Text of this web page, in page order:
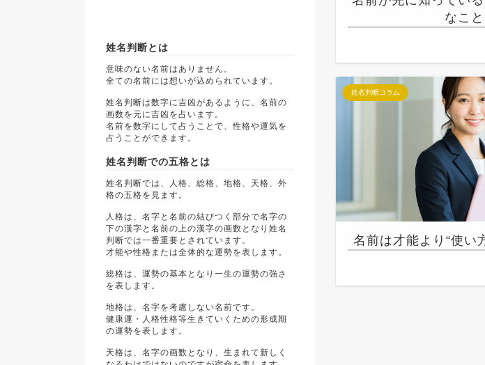
なこと
姓名判断コラム
名前は才能より“使い
姓名判断とは
意味のない名前はありません。
全ての名前には想いが込められています。
姓名判断は数字に吉凶があるように、名前の
画数を元に吉凶を占います。
名前を数字にして占うことで、性格や運気を
占うことができます。
姓名判断での五格とは
姓名判断では、人格、総格、地格、天格、外
格の五格を見ます。
人格は、名字と名前の結びつく部分で名字の
下の漢字と名前の上の漢字の画数となり姓名
判断では一番重要とされています。
才能や性格または全体的な運勢を表します。
総格は、運勢の基本となり一生の運勢の強さ
を表します。
地格は、名字を考慮しない名前です。
健康運・人格性格等生きていくための形成期
の運勢を表します。
天格は、名字の画数となり、生まれて新しく